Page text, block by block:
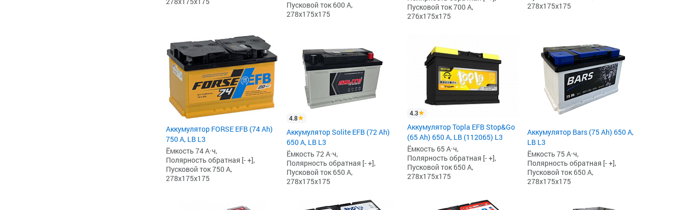
Пусковой ток 600 А,
278x175x175
Пусковой ток 700 А,
276x175x175
278x175x175
Аккумулятор FORSE EFB (74 Ah)
750 А, LB L3
Ёмкость 74 А·ч,
Полярность обратная [- +],
Пусковой ток 750 А,
278x175x175
4.8
Аккумулятор Solite EFB (72 Ah)
650 А, LB L3
Ёмкость 72 А·ч,
Полярность обратная [- +],
Пусковой ток 650 А,
278x175x175
4.3
Аккумулятор Topla EFB Stop&Go
(65 Ah) 650 А, LB (112065) L3
Ёмкость 65 А·ч,
Полярность обратная [- +],
Пусковой ток 650 А,
278x175x175
Аккумулятор Bars (75 Ah) 650 А,
LB L3
Ёмкость 75 А·ч,
Полярность обратная [- +],
Пусковой ток 650 А,
278x175x175